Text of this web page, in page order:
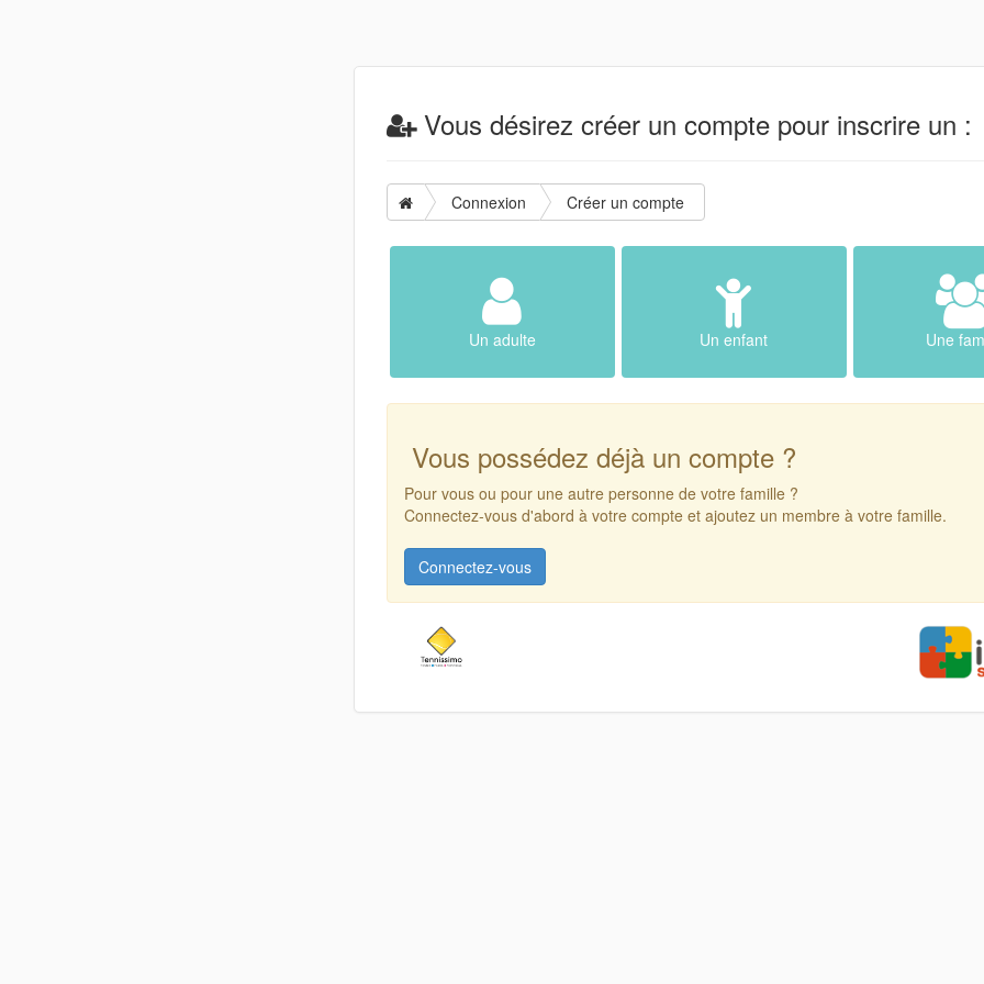
Vous désirez créer un compte pour inscrire un :
Connexion Créer un compte
Un adulte Un enfant Une
Vous possédez déjà un compte ?
Pour vous ou pour une autre personne de votre famille ?
Connectez-vous d'abord à votre compte et ajoutez un membre à votre famille.
Connectez-vous